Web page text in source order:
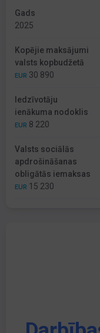
Gads
2025
Kopējie maksājumi
valsts kopbudžetā
EUR 30 890
Iedzīvotāju
ienākuma nodoklis
EUR 8 220
Valsts sociālās
apdrošināšanas
obligātās iemaksas
EUR 15 230